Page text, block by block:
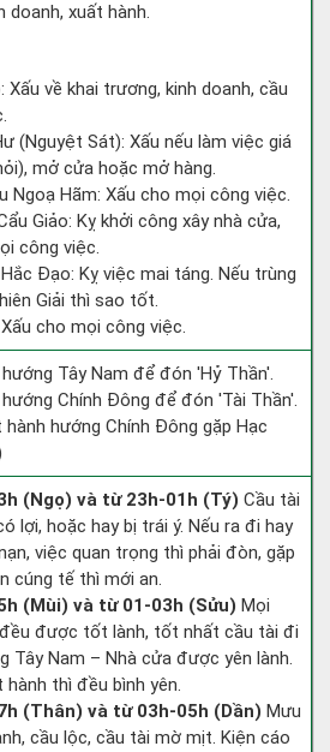
doanh, xuất hành.
Xấu về khai trương, kinh doanh, cầu
(Nguyệt Sát): Xấu nếu làm việc giá
mở cửa hoặc mở hàng.
Ngoạ Hãm: Xấu cho mọi công việc.
Giảo: Kỵ khởi công xây nhà cửa,
công việc.
Đạo: Kỵ việc mai táng. Nếu trùng
Giải thì sao tốt.
cho mọi công việc.
Tây Nam để đón 'Hỷ Thần'.
Chính Đông để đón 'Tài Thần'.
hành hướng Chính Đông gặp Hạc
(Ngọ) và từ 23h-01h (Tý) Cầu tài
lợi, hoặc hay bị trái ý. Nếu ra đi hay
việc quan trọng thì phải đòn, gặp
cúng tế thì mới an.
(Mùi) và từ 01-03h (Sửu) Mọi
được tốt lành, tốt nhất cầu tài đi
Tây Nam – Nhà cửa được yên lành.
hành thì đều bình yên.
(Thân) và từ 03h-05h (Dần) Mưu
cầu lộc, cầu tài mờ mịt. Kiện cáo